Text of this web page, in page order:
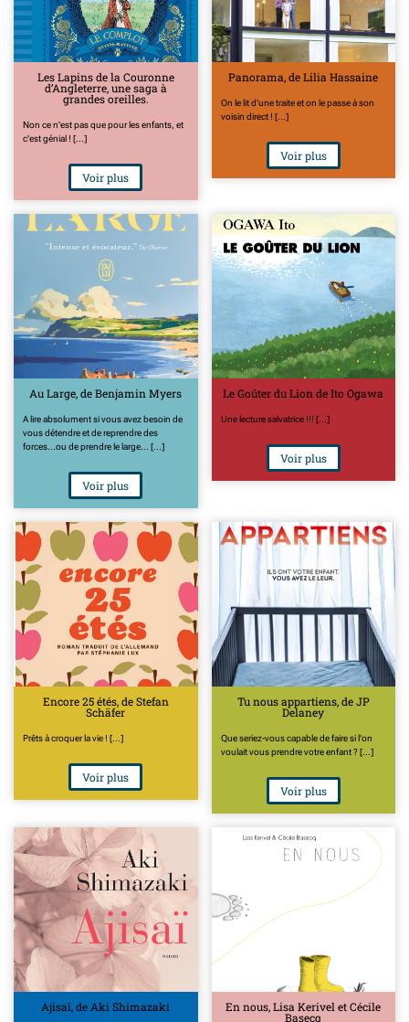
Les Lapins de la Couronne
d’Angleterre, une saga à
grandes oreilles.
Non ce n'est pas que pour les enfants, et
c'est génial ! [...]
Voir plus
Panorama, de Lilia Hassaine
On le lit d'une traite et on le passe à son
voisin direct ! [...]
Voir plus
Au Large, de Benjamin Myers
A lire absolument si vous avez besoin de
vous détendre et de reprendre des
forces...ou de prendre le large... [...]
Voir plus
Le Goûter du Lion de Ito Ogawa
Une lecture salvatrice !!! [...]
Voir plus
Encore 25 étés, de Stefan
Schäfer
Prêts à croquer la vie ! [...]
Voir plus
Tu nous appartiens, de JP
Delaney
Que seriez-vous capable de faire si l'on
voulait vous prendre votre enfant ? [...]
Voir plus
Ajisaï, de Aki Shimazaki En nous, Lisa Kerivel et Cécile
Basecq